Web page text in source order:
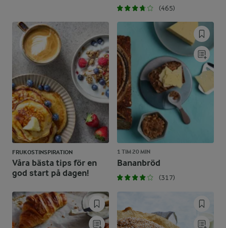
(465)
FRUKOSTINSPIRATION
Våra bästa tips för en
god start på dagen!
1 TIM 20 MIN
Bananbröd
(317)